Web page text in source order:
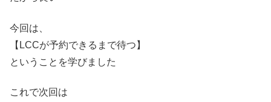
今回は、
【LCCが予約できるまで待つ】
ということを学びました
これで次回は